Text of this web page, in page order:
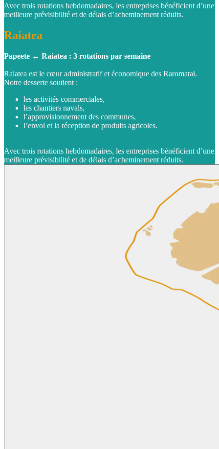
Avec trois rotations hebdomadaires, les entreprises bénéficient d’une
meilleure prévisibilité et de délais d’acheminement réduits.
Raiatea
Papeete ↔ Raiatea : 3 rotations par semaine
Raiatea est le cœur administratif et économique des Raromatai.
Notre desserte soutient :
les activités commerciales,
les chantiers navals,
l’approvisionnement des communes,
l’envoi et la réception de produits agricoles.
Avec trois rotations hebdomadaires, les entreprises bénéficient d’une
meilleure prévisibilité et de délais d’acheminement réduits.